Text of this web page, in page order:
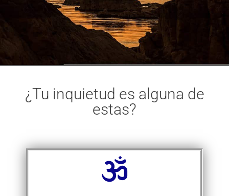
¿Tu inquietud es alguna de
estas?